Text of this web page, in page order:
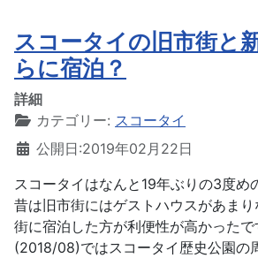
スコータイの旧市街と
らに宿泊？
詳細
カテゴリー: スコータイ
公開日:2019年02月22日
スコータイはなんと19年ぶりの3度め
昔は旧市街にはゲストハウスがあま
街に宿泊した方が利便性が高かった
(2018/08)ではスコータイ歴史公園の